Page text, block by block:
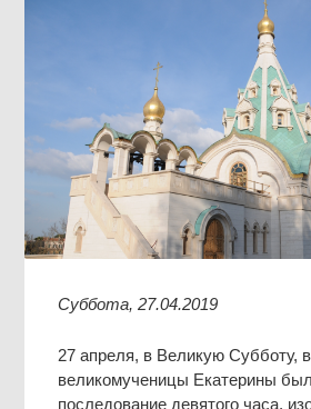
Суббота, 27.04.2019
27 апреля, в Великую Субботу,
великомученицы Екатерины
последование девятого часа,